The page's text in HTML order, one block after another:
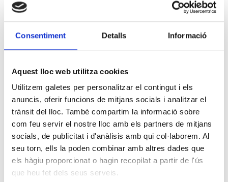
Consentiment Detalls Informació
Aquest lloc web utilitza cookies
Utilitzem galetes per personalitzar el contingut i els
anuncis, oferir funcions de mitjans socials i analitzar el
trànsit del lloc. També compartim la informació sobre
com feu servir el nostre lloc amb els partners de mitjans
socials, de publicitat i d'anàlisis amb qui col·laborem. Al
seu torn, ells la poden combinar amb altres dades que
els hàgiu proporcionat o hagin recopilat a partir de l'ús
que heu fet dels seus serveis.